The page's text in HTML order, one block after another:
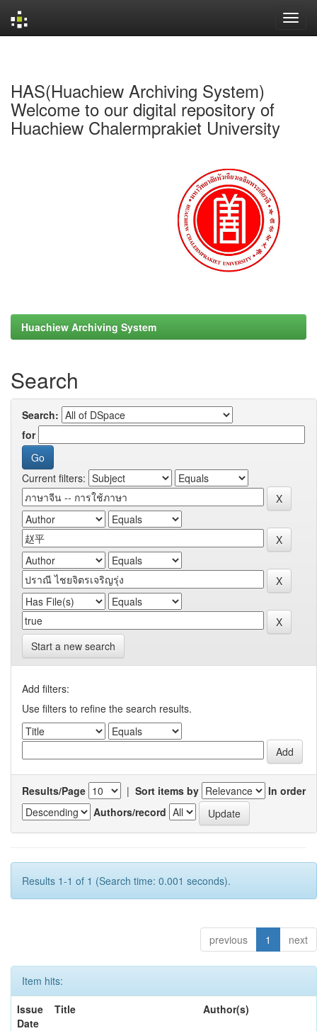
HAS(Huachiew Archiving System)
Welcome to our digital repository of
Huachiew Chalermprakiet University
Huachiew Archiving System
Search
Search:
for
Current filters:
Start a new search
Add filters:
Use filters to refine the search results.
Results/Page | Sort items by
In order
Authors/record
Results 1-1 of 1 (Search time: 0.001 seconds).
previous 1 next
Item hits:
Issue
Date
Title Author(s)